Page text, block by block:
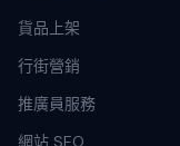
貨品上架
行街營銷
推廣員服務
網站 SEO